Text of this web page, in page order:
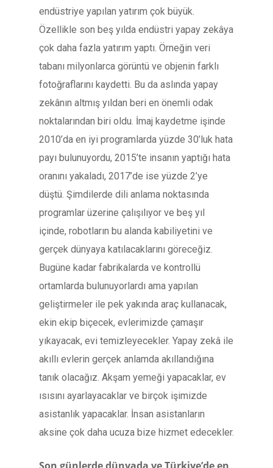
endüstriye yapılan yatırım çok büyük.
Özellikle son beş yılda endüstri yapay zekâya
çok daha fazla yatırım yaptı. Örneğin veri
tabanı milyonlarca görüntü ve objenin farklı
fotoğraflarını kaydetti. Bu da aslında yapay
zekânın altmış yıldan beri en önemli odak
noktalarından biri oldu. İmaj kaydetme işinde
2010’da en iyi programlarda yüzde 30’luk hata
payı bulunuyordu, 2015’te insanın yaptığı hata
oranını yakaladı, 2017’de ise yüzde 2’ye
düştü. Şimdilerde dili anlama noktasında
programlar üzerine çalışılıyor ve beş yıl
içinde, robotların bu alanda kabiliyetini ve
gerçek dünyaya katılacaklarını göreceğiz.
Bugüne kadar fabrikalarda ve kontrollü
ortamlarda bulunuyorlardı ama yapılan
geliştirmeler ile pek yakında araç kullanacak,
ekin ekip biçecek, evlerimizde çamaşır
yıkayacak, evi temizleyecekler. Yapay zekâ ile
akıllı evlerin gerçek anlamda akıllandığına
tanık olacağız. Akşam yemeği yapacaklar, ev
ısısını ayarlayacaklar ve birçok işimizde
asistanlık yapacaklar. İnsan asistanların
aksine çok daha ucuza bize hizmet edecekler.